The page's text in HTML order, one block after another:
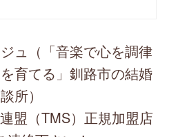
ュ（「音楽で心を調律
育てる」釧路市の結婚
所）
盟（TMS）正規加盟店